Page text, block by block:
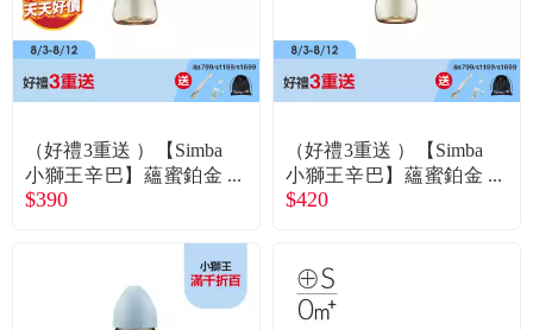
寵物
名人嚴選
優惠活動
登入
（好禮3重送 ）【Simba
小獅王辛巴】蘊蜜鉑金
PPSU寬口防脹氣奶瓶2
$390
（好禮3重送 ）【Simba
小獅王辛巴】蘊蜜鉑金
PPSU寬口防脹氣奶瓶3
$420